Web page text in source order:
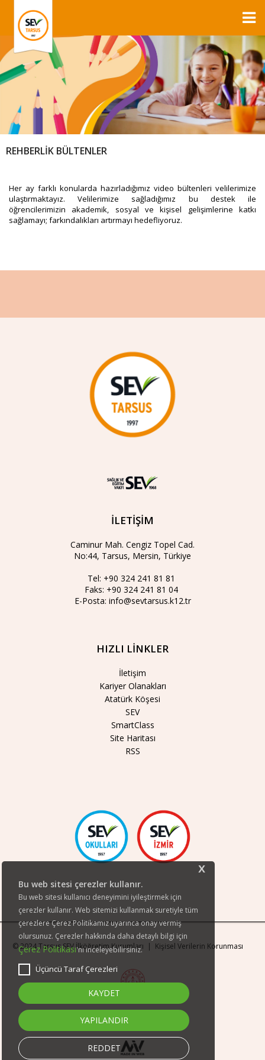
x
Bu web sitesi çerezler kullanır.
Bu web sitesi kullanıcı deneyimini iyileştirmek için
çerezler kullanır. Web sitemizi kullanmak suretiyle tüm
çerezlere Çerez Politikamız uyarınca onay vermiş
olursunuz. Çerezler hakkında daha detaylı bilgi için
Çerez Politikası'nı inceleyebilirsiniz.
Üçüncü Taraf Çerezleri
KAYDET
YAPILANDIR
REDDET
REHBERLİK BÜLTENLER
Her ay farklı konularda hazırladığımız video bültenleri velilerimize
ulaştırmaktayız. Velilerimize sağladığımız bu destek ile
öğrencilerimizin akademik, sosyal ve kişisel gelişimlerine katkı
sağlamayı; farkındalıkları artırmayı hedefliyoruz.
İLETİŞİM
Caminur Mah. Cengiz Topel Cad.
No:44, Tarsus, Mersin, Türkiye
Tel: +90 324 241 81 81
Faks: +90 324 241 81 04
E-Posta: info@sevtarsus.k12.tr
HIZLI LİNKLER
İletişim
Kariyer Olanakları
Atatürk Köşesi
SEV
SmartClass
Site Haritası
RSS
© 2024 Tarsus SEV İlköğretim Kurumları | Kişisel Verilerin Korunması